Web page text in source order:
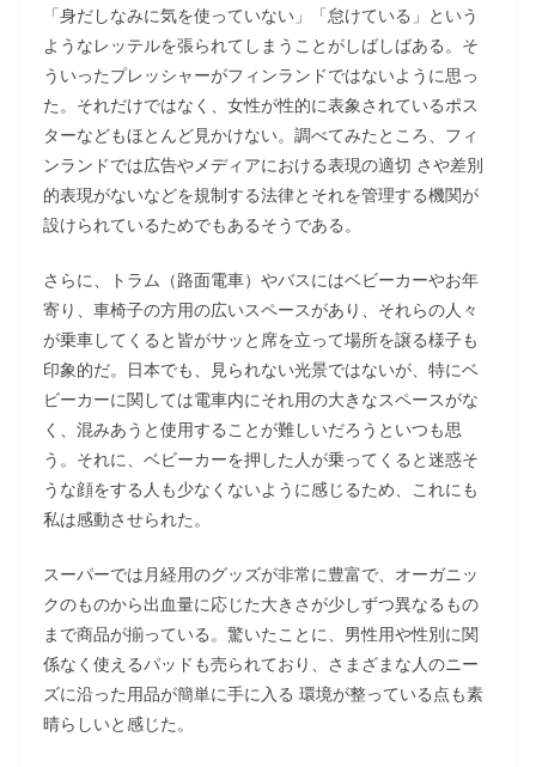
「身だしなみに気を使っていない」「怠けている」という
ようなレッテルを張られてしまうことがしばしばある。そ
ういったプレッシャーがフィンランドではないように思っ
た。それだけではなく、女性が性的に表象されているポス
ターなどもほとんど見かけない。調べてみたところ、フィ
ンランドでは広告やメディアにおける表現の適切 さや差別
的表現がないなどを規制する法律とそれを管理する機関が
設けられているためでもあるそうである。
さらに、トラム（路面電車）やバスにはベビーカーやお年
寄り、車椅子の方用の広いスペースがあり、それらの人々
が乗車してくると皆がサッと席を立って場所を譲る様子も
印象的だ。日本でも、見られない光景ではないが、特にベ
ビーカーに関しては電車内にそれ用の大きなスペースがな
く、混みあうと使用することが難しいだろうといつも思
う。それに、ベビーカーを押した人が乗ってくると迷惑そ
うな顔をする人も少なくないように感じるため、これにも
私は感動させられた。
スーパーでは月経用のグッズが非常に豊富で、オーガニッ
クのものから出血量に応じた大きさが少しずつ異なるもの
まで商品が揃っている。驚いたことに、男性用や性別に関
係なく使えるパッドも売られており、さまざまな人のニー
ズに沿った用品が簡単に手に入る 環境が整っている点も素
晴らしいと感じた。